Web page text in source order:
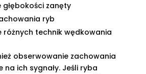
zanęty
ryb
różnych technik wędkowania
obserwowanie zachowania
na ich sygnały. Jeśli ryba